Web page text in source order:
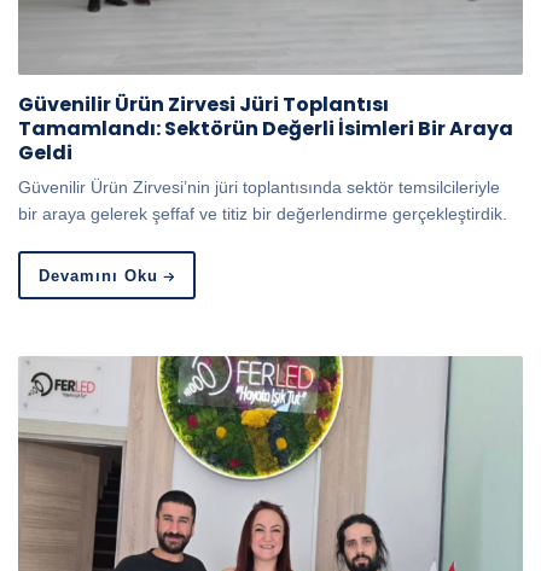
Güvenilir Ürün Zirvesi Jüri Toplantısı
Tamamlandı: Sektörün Değerli İsimleri Bir Araya
Geldi
Güvenilir Ürün Zirvesi’nin jüri toplantısında sektör temsilcileriyle
bir araya gelerek şeffaf ve titiz bir değerlendirme gerçekleştirdik.
Devamını Oku